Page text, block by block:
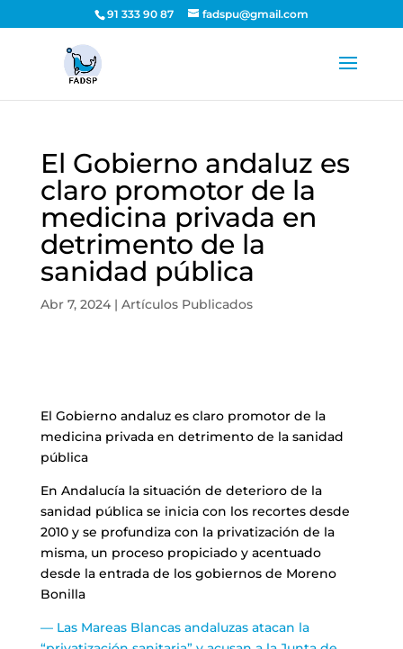
91 333 90 87 fadspu@gmail.com
El Gobierno andaluz es
claro promotor de la
medicina privada en
detrimento de la
sanidad pública
Abr 7, 2024| Artículos Publicados
El Gobierno andaluz es claro promotor de la
medicina privada en detrimento de la sanidad
pública
En Andalucía la situación de deterioro de la
sanidad pública se inicia con los recortes desde
2010 y se profundiza con la privatización de la
misma, un proceso propiciado y acentuado
desde la entrada de los gobiernos de Moreno
Bonilla
— Las Mareas Blancas andaluzas atacan la